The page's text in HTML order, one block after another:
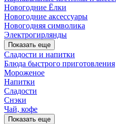
Новогодние Ёлки
Новогодние аксессуары
Новогодняя символика
Электрогирлянды
Показать еще
Сладости и напитки
Блюда быстрого приготовления
Мороженое
Напитки
Сладости
Снэки
Чай, кофе
Показать еще